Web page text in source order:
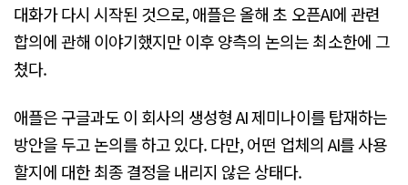
대화가 다시 시작된 것으로, 애플은 올해 초 오픈AI에 관련
합의에 관해 이야기했지만 이후 양측의 논의는 최소한에 그
쳤다.
애플은 구글과도 이 회사의 생성형 AI 제미나이를 탑재하는
방안을 두고 논의를 하고 있다. 다만, 어떤 업체의 AI를 사용
할지에 대한 최종 결정을 내리지 않은 상태다.